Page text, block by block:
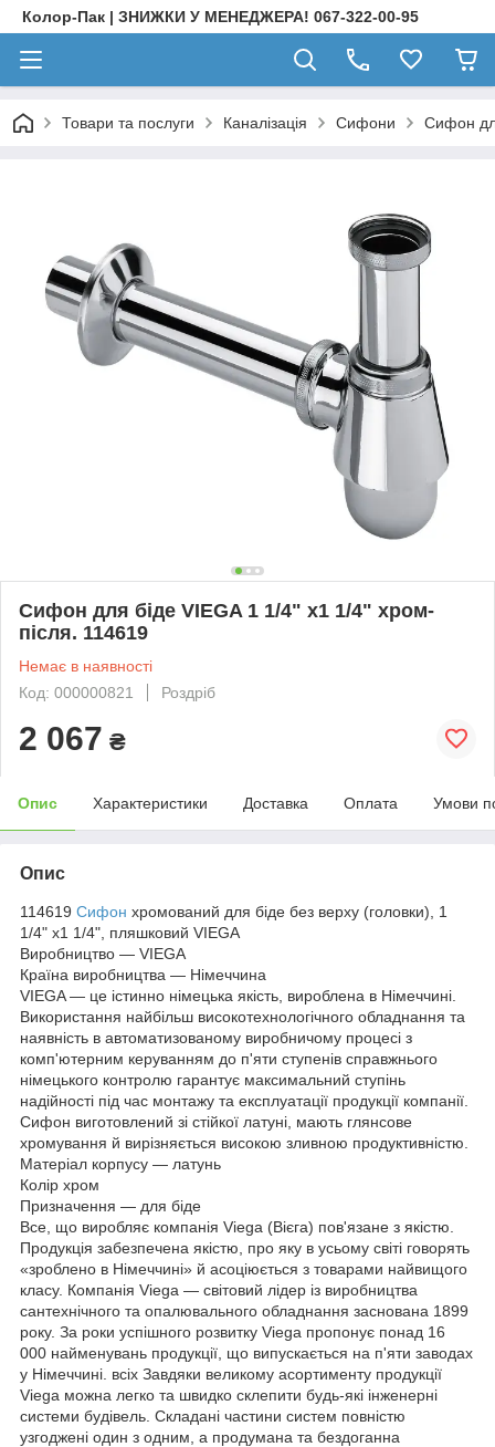
Колор-Пак | ЗНИЖКИ У МЕНЕДЖЕРА! 067-322-00-95
Товари та послуги Каналізація Сифони Сифон
Сифон для біде VIEGA 1 1/4" х1 1/4" хром-
після. 114619
Немає в наявності
Код: 000000821
Роздріб
2 067 ₴
Опис Характеристики Доставка Оплата Умови
Опис
114619 Сифон хромований для біде без верху (головки), 1
1/4" х1 1/4", пляшковий VIEGA
Виробництво — VIEGA
Країна виробництва — Німеччина
VIEGA — це істинно німецька якість, вироблена в Німеччині.
Використання найбільш високотехнологічного обладнання та
наявність в автоматизованому виробничому процесі з
комп'ютерним керуванням до п'яти ступенів справжнього
німецького контролю гарантує максимальний ступінь
надійності під час монтажу та експлуатації продукції компанії.
Сифон виготовлений зі стійкої латуні, мають глянсове
хромування й вирізняється високою зливною продуктивністю.
Матеріал корпусу — латунь
Колір хром
Призначення — для біде
Все, що виробляє компанія Viega (Вієга) пов'язане з якістю.
Продукція забезпечена якістю, про яку в усьому світі говорять
«зроблено в Німеччині» й асоціюється з товарами найвищого
класу. Компанія Viega — світовий лідер із виробництва
сантехнічного та опалювального обладнання заснована 1899
року. За роки успішного розвитку Viega пропонує понад 16
000 найменувань продукції, що випускається на п'яти заводах
у Німеччині. всіх Завдяки великому асортименту продукції
Viega можна легко та швидко склепити будь-які інженерні
системи будівель. Складані частини систем повністю
узгоджені один з одним, а продумана та бездоганна